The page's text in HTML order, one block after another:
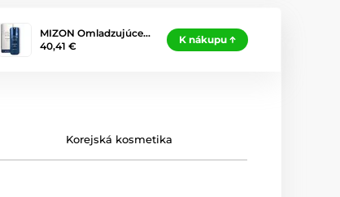
MIZON Omladzujúce…
40,41 €
K nákupu
Korejská kosmetika